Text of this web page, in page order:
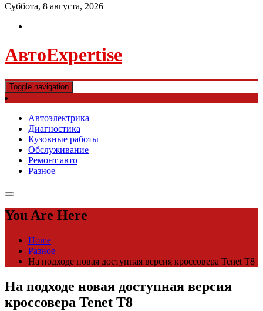
Суббота, 8 августа, 2026
АвтоExpertise
Toggle navigation
Автоэлектрика
Диагностика
Кузовные работы
Обслуживание
Ремонт авто
Разное
You Are Here
Home
Разное
На подходе новая доступная версия кроссовера Tenet T8
На подходе новая доступная версия
кроссовера Tenet T8